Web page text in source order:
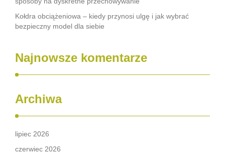
Kołdra obciążeniowa – kiedy przynosi ulgę i jak wybrać
bezpieczny model dla siebie
Najnowsze komentarze
Archiwa
lipiec 2026
czerwiec 2026